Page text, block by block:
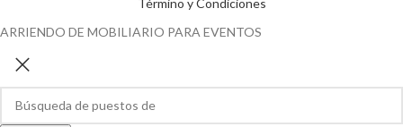
Término y Condiciones
ARRIENDO DE MOBILIARIO PARA EVENTOS